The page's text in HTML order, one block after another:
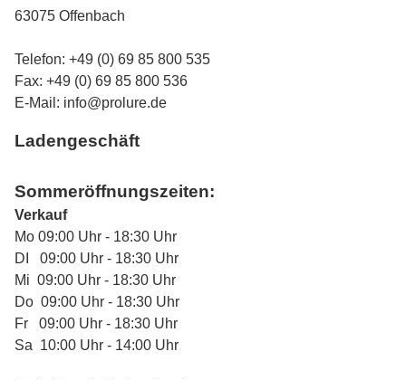
63075 Offenbach
Telefon: +49 (0) 69 85 800 535
Fax: +49 (0) 69 85 800 536
E-Mail: info@prolure.de
Ladengeschäft
Sommeröffnungszeiten:
Verkauf
Mo 09:00 Uhr - 18:30 Uhr
DI 09:00 Uhr - 18:30 Uhr
Mi 09:00 Uhr - 18:30 Uhr
Do 09:00 Uhr - 18:30 Uhr
Fr 09:00 Uhr - 18:30 Uhr
Sa 10:00 Uhr - 14:00 Uhr